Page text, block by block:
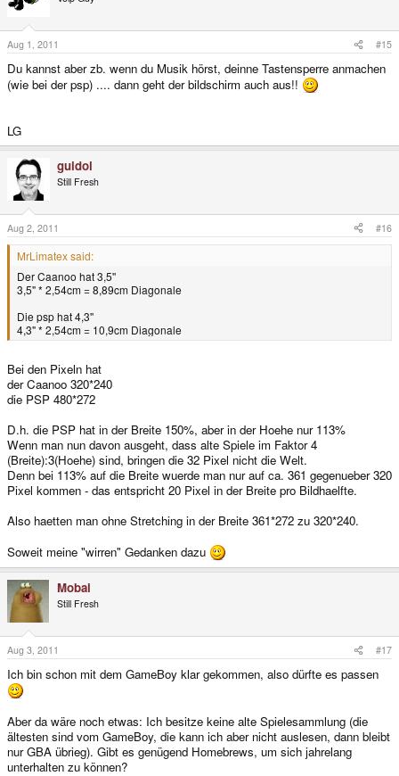
Aug 1, 2011 #15
Du kannst aber zb. wenn du Musik hörst, deinne Tastensperre anmachen
(wie bei der psp) .... dann geht der bildschirm auch aus!!
LG
guidol
Still Fresh
Aug 2, 2011 #16
MrLimatex said:
Der Caanoo hat 3,5''
3,5" * 2,54cm = 8,89cm Diagonale
Die psp hat 4,3''
4,3" * 2,54cm = 10,9cm Diagonale
Bei den Pixeln hat
der Caanoo 320*240
die PSP 480*272
D.h. die PSP hat in der Breite 150%, aber in der Hoehe nur 113%
Wenn man nun davon ausgeht, dass alte Spiele im Faktor 4
(Breite):3(Hoehe) sind, bringen die 32 Pixel nicht die Welt.
Denn bei 113% auf die Breite wuerde man nur auf ca. 361 gegenueber 320
Pixel kommen - das entspricht 20 Pixel in der Breite pro Bildhaelfte.
Also haetten man ohne Stretching in der Breite 361*272 zu 320*240.
Soweit meine "wirren" Gedanken dazu
Mobai
Still Fresh
Aug 3, 2011 #17
Ich bin schon mit dem GameBoy klar gekommen, also dürfte es passen
Aber da wäre noch etwas: Ich besitze keine alte Spielesammlung (die
ältesten sind vom GameBoy, die kann ich aber nicht auslesen, dann bleibt
nur GBA übrieg). Gibt es genügend Homebrews, um sich jahrelang
unterhalten zu können?